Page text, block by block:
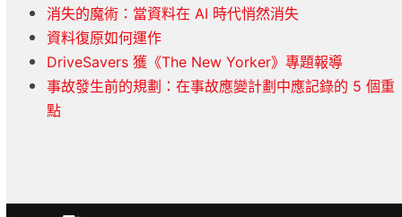
消失的魔術：當資料在 AI 時代悄然消失
資料復原如何運作
DriveSavers 獲《The New Yorker》專題報導
事故發生前的規劃：在事故應變計劃中應記錄的 5 個重
點